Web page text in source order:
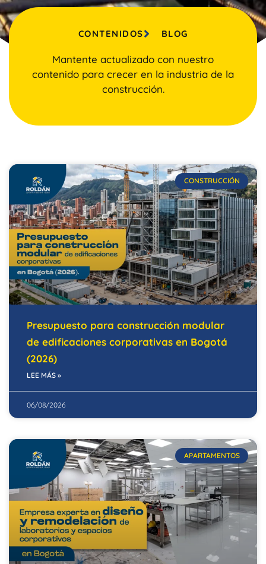
CONTENIDOS BLOG
Mantente actualizado con nuestro
contenido para crecer en la industria de la
construcción.
CONSTRUCCIÓN
Presupuesto para construcción modular
de edificaciones corporativas en Bogotá
(2026)
LEE MÁS »
06/08/2026
APARTAMENTOS